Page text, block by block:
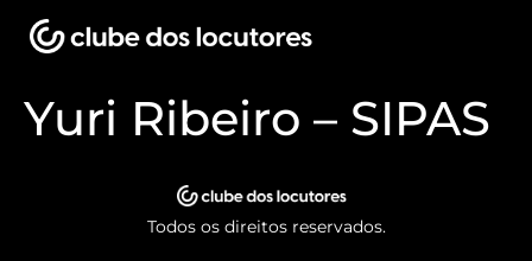
Yuri Ribeiro – SIPAS
Todos os direitos reservados.